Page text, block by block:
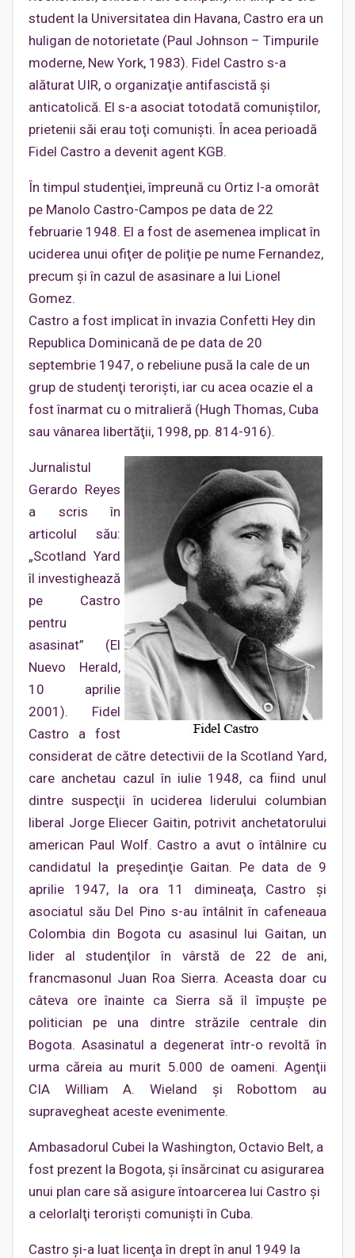
student la Universitatea din Havana, Castro era un
huligan de notorietate (Paul Johnson – Timpurile
moderne, New York, 1983). Fidel Castro s-a
alăturat UIR, o organizaţie antifascistă şi
anticatolică. El s-a asociat totodată comuniştilor,
prietenii săi erau toţi comunişti. În acea perioadă
Fidel Castro a devenit agent KGB.
În timpul studenţiei, împreună cu Ortiz l-a omorât
pe Manolo Castro-Campos pe data de 22
februarie 1948. El a fost de asemenea implicat în
uciderea unui ofiţer de poliţie pe nume Fernandez,
precum şi în cazul de asasinare a lui Lionel
Gomez.
Castro a fost implicat în invazia Confetti Hey din
Republica Dominicană de pe data de 20
septembrie 1947, o rebeliune pusă la cale de un
grup de studenţi terorişti, iar cu acea ocazie el a
fost înarmat cu o mitralieră (Hugh Thomas, Cuba
sau vânarea libertăţii, 1998, pp. 814-916).
Jurnalistul
Gerardo Reyes
a scris în
articolul său:
„Scotland Yard
îl investighează
pe Castro
pentru
asasinat” (El
Nuevo Herald,
10 aprilie
2001). Fidel
Castro a fost
considerat de către detectivii de la Scotland Yard,
care anchetau cazul în iulie 1948, ca fiind unul
dintre suspecţii în uciderea liderului columbian
liberal Jorge Eliecer Gaitin, potrivit anchetatorului
american Paul Wolf. Castro a avut o întâlnire cu
candidatul la preşedinţie Gaitan. Pe data de 9
aprilie 1947, la ora 11 dimineaţa, Castro şi
asociatul său Del Pino s-au întâlnit în cafeneaua
Colombia din Bogota cu asasinul lui Gaitan, un
lider al studenţilor în vârstă de 22 de ani,
francmasonul Juan Roa Sierra. Aceasta doar cu
câteva ore înainte ca Sierra să îl împuşte pe
politician pe una dintre străzile centrale din
Bogota. Asasinatul a degenerat într-o revoltă în
urma căreia au murit 5.000 de oameni. Agenţii
CIA William A. Wieland şi Robottom au
supravegheat aceste evenimente.
Ambasadorul Cubei la Washington, Octavio Belt, a
fost prezent la Bogota, şi însărcinat cu asigurarea
unui plan care să asigure întoarcerea lui Castro şi
a celorlalţi terorişti comunişti în Cuba.
Castro şi-a luat licenţa în drept în anul 1949 la